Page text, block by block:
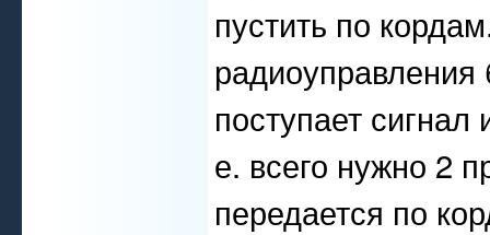
пустить по
поступает
е. всего нужно 2
передается по